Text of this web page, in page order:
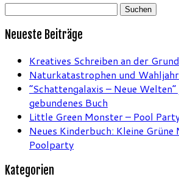
Suchen
Neueste Beiträge
Kreatives Schreiben an der
Naturkatastrophen und
“Schattengalaxis – Neue
gebundenes Buch
Little Green Monster – Pool
Neues Kinderbuch: Kleine Grüne
Poolparty
Kategorien